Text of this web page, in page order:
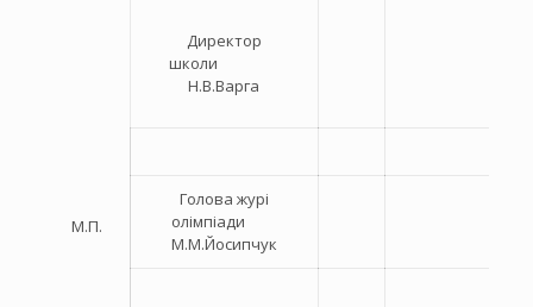
М.П.
Директор
школи
Н.В.Варга
Голова журі
олімпіади
М.М.Йосипчук